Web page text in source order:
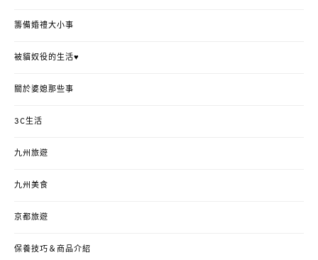
籌備婚禮大小事
被貓奴役的生活♥
關於婆媳那些事
3C生活
九州旅遊
九州美食
京都旅遊
保養技巧＆商品介紹